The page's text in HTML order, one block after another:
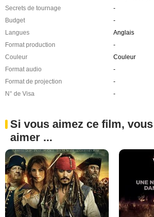
Secrets de tournage
-
Budget
-
Langues
Anglais
Format production
-
Couleur
Couleur
Format audio
-
Format de projection
-
N° de Visa
-
Si vous aimez ce film,
aimer ...